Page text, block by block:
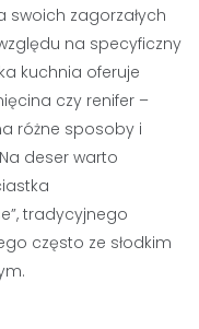
zagorzałych
na specyficzny
kuchnia oferuje
czy renifer –
różne sposoby i
deser warto
tradycyjnego
często ze słodkim